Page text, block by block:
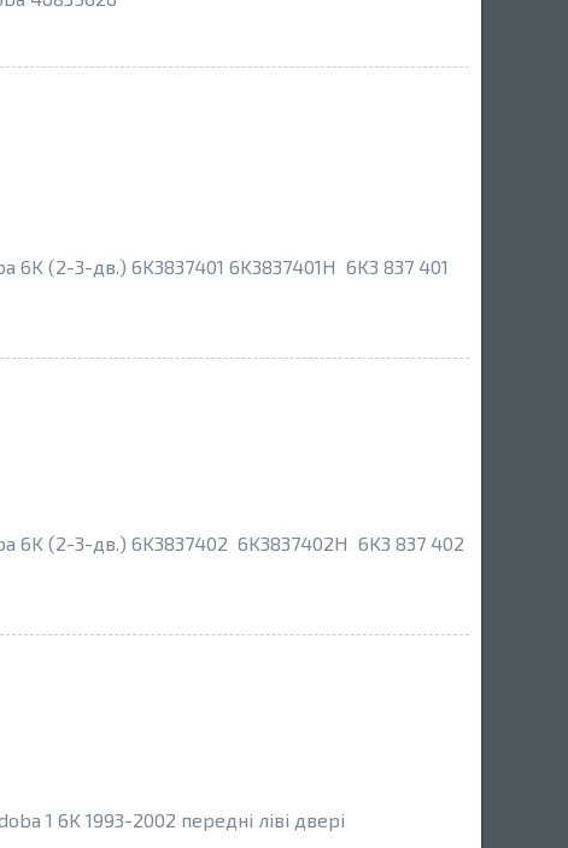
6K (2-3-дв.) 6K3837401 6K3837401H 6K3 837 401
6K (2-3-дв.) 6K3837402 6K3837402H 6K3 837 402
1 6K 1993-2002 передні ліві двері